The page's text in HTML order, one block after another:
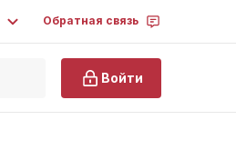
Обратная связь
Войти